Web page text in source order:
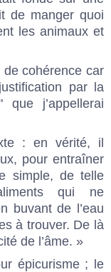
de manger quoi
les animaux et
cohérence car
par la
j’appellerai
: en vérité, il
pour entraîner
simple, de telle
qui ne
buvant de l’eau
à trouver. De là
de l’âme. »
épicurisme ; le